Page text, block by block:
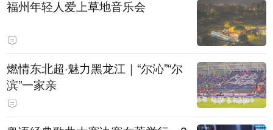
福州年轻人爱上草地音乐会
燃情东北超·魅力黑龙江｜“尔沁”“尔
滨”一家亲